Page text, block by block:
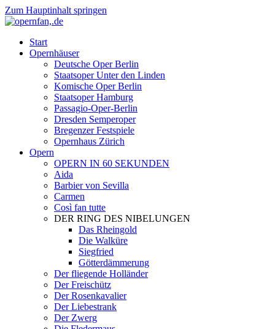
Zum Hauptinhalt springen
Start
Opernhäuser
Deutsche Oper Berlin
Staatsoper Unter den Linden
Komische Oper Berlin
Staatsoper Hamburg
Passagio-Oper-Berlin
Dresden Semperoper
Bregenzer Festspiele
Opernhaus Zürich
Opern
OPERN IN 60 SEKUNDEN
Aida
Barbier von Sevilla
Carmen
Così fan tutte
DER RING DES NIBELUNGEN
Das Rheingold
Die Walküre
Siegfried
Götterdämmerung
Der fliegende Holländer
Der Freischütz
Der Rosenkavalier
Der Liebestrank
Der Zwerg